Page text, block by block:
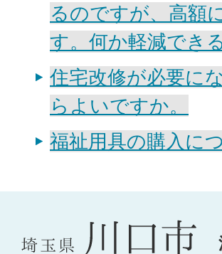
るのですが、高額
す。何か軽減でき
住宅改修が必要に
らよいですか。
福祉用具の購入に